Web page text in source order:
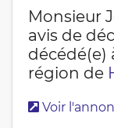
Monsieur
avis de
décédé(e)
région de
Voir